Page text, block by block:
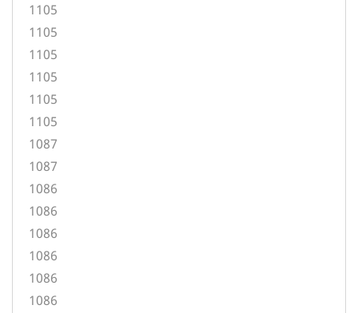
1105
1105
1105
1105
1105
1105
1087
1087
1086
1086
1086
1086
1086
1086